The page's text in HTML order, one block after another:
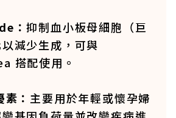
：抑制血小板母細胞（巨
減少生成，可與
搭配使用。
： 主要用於年輕或懷孕婦